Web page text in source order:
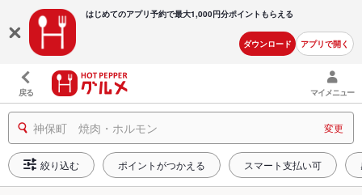
はじめてのアプリ予約で最大1,000円分ポイントもらえる
ダウンロード アプリで開く
戻る マイメニュー
神保町 焼肉・ホルモン 変更
絞り込む ポイントがつかえる スマート支払い可